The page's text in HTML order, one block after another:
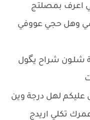
اعرف بمصلتج
وهل حجي عووفي
شلـون شراح يگول
عليكم لهل درجة وين
تكلي اريدج